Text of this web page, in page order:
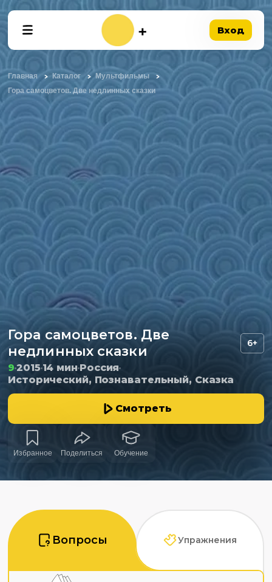
Вход
Главная Каталог
Мультфильмы
Гора самоцветов. Две недлинных сказки
Гора самоцветов. Две
недлинных сказки
6+
9 201514 мин Россия
Исторический, Познавательный, Сказка
Смотреть
Избранное Поделиться Обучение
Вопросы Упражнения